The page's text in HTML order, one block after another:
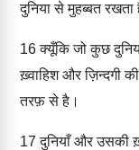
दुनिया से मुहब्बत रखता
16क्यूँकि जो कुछ
ख़्वाहिश और ज़िन्दगी
तरफ़ से है।
17 दुनियाँ और उसकी